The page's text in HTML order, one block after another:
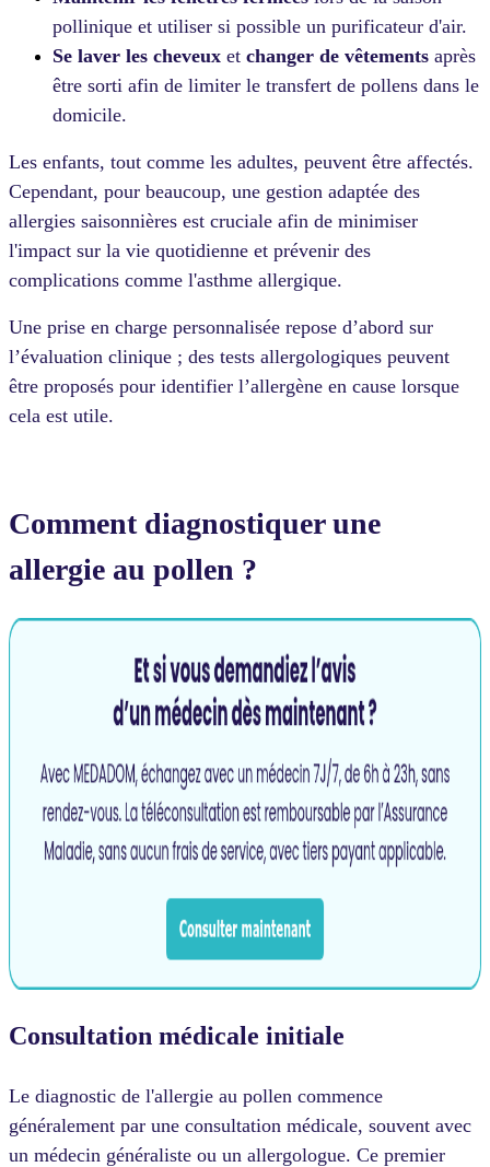
pollinique et utiliser si possible un purificateur d'air.
Se laver les cheveux et changer de vêtements après
être sorti afin de limiter le transfert de pollens dans le
domicile.
Les enfants, tout comme les adultes, peuvent être affectés.
Cependant, pour beaucoup, une gestion adaptée des
allergies saisonnières est cruciale afin de minimiser
l'impact sur la vie quotidienne et prévenir des
complications comme l'asthme allergique.
Une prise en charge personnalisée repose d’abord sur
l’évaluation clinique ; des tests allergologiques peuvent
être proposés pour identifier l’allergène en cause lorsque
cela est utile.
Comment diagnostiquer une
allergie au pollen ?
Consultation médicale initiale
Le diagnostic de l'allergie au pollen commence
généralement par une consultation médicale, souvent avec
un médecin généraliste ou un allergologue. Ce premier